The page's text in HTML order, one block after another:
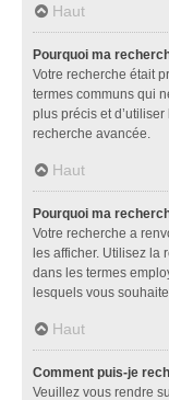
Haut
Pourquoi ma
Votre recherche était
termes communs qui
plus précis et
recherche avancée.
Haut
Pourquoi ma
Votre recherche a
les afficher. Utilisez la
dans les termes
lesquels vous
Haut
Comment puis-je
Veuillez vous rendre